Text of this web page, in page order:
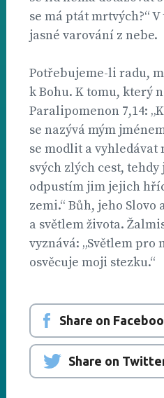
se má ptát mrtvých?“
jasné varování z nebe.
Potřebujeme-li radu,
k Bohu. K tomu, který
Paralipomenon 7,14:
se nazývá mým
se modlit a vyhledávat
svých zlých cest,
odpustím jim jejich
zemi.“ Bůh, jeho
a světlem života.
vyznává: „Světlem pro
osvěcuje moji stezku.“
Share on
Share on